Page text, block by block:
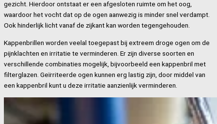
gezicht. Hierdoor ontstaat er een afgesloten ruimte om het oog,
waardoor het vocht dat op de ogen aanwezig is minder snel verdampt.
Ook hinderlijk licht vanaf de zijkant kan worden tegengehouden.
Kappenbrillen worden veelal toegepast bij extreem droge ogen om de
pijnklachten en irritatie te verminderen. Er zijn diverse soorten en
verschillende combinaties mogelijk, bijvoorbeeld een kappenbril met
filterglazen. Geïrriteerde ogen kunnen erg lastig zijn, door middel van
een kappenbril kunt u deze irritatie aanzienlijk verminderen.